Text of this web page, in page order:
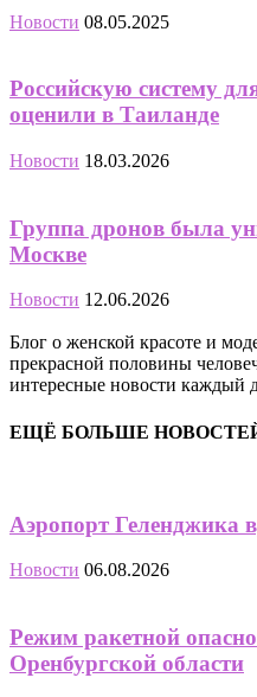
Новости 08.05.2025
Российскую систему
оценили в Таиланде
Новости 18.03.2026
Группа дронов была
Москве
Новости 12.06.2026
Блог о женской красоте и
прекрасной половины
интересные новости каждый
ЕЩЁ БОЛЬШЕ
Аэропорт Геленджика
Новости 06.08.2026
Режим ракетной
Оренбургской области